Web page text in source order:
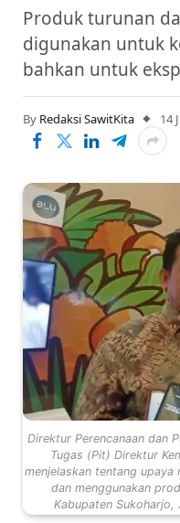
Produk turunan
digunakan untuk
bahkan untuk
By Redaksi SawitKita 14
Direktur Perencanaan dan
Tugas (Pit) Direktur
menjelaskan tentang upaya
dan menggunakan
Kabupaten Sukoharjo,